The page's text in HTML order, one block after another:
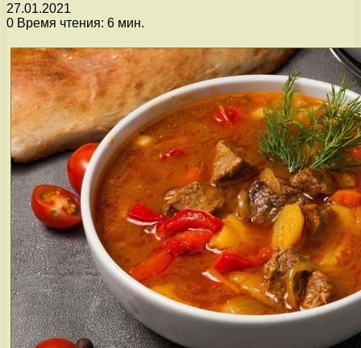
27.01.2021
0 Время чтения: 6 мин.